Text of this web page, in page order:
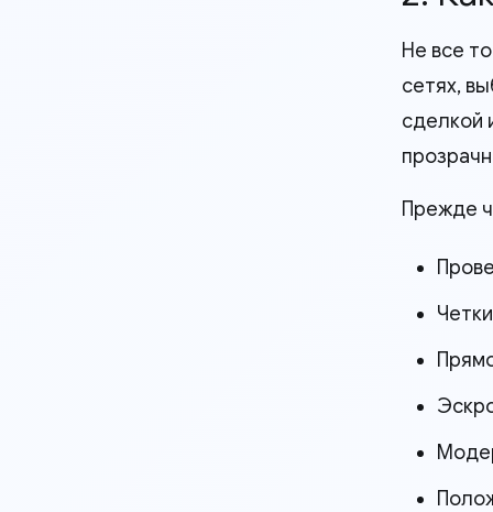
Не все
сетях,
сделкой
Прежде